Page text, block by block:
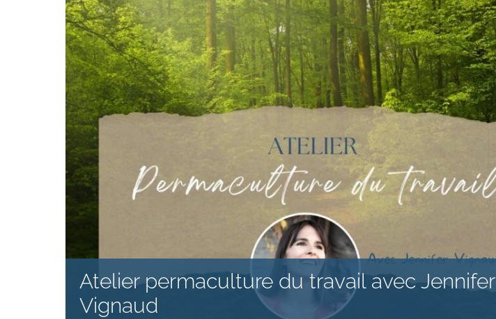
Atelier permaculture du travail avec Jennifer
Vignaud